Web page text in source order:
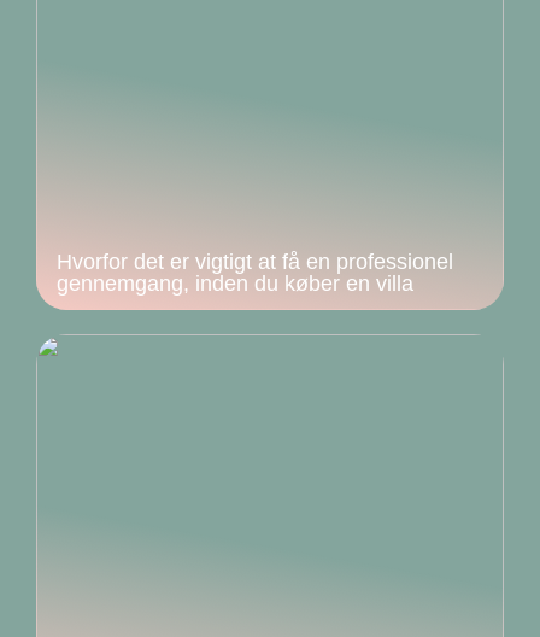
Hvorfor det er vigtigt at få en professionel
gennemgang, inden du køber en villa